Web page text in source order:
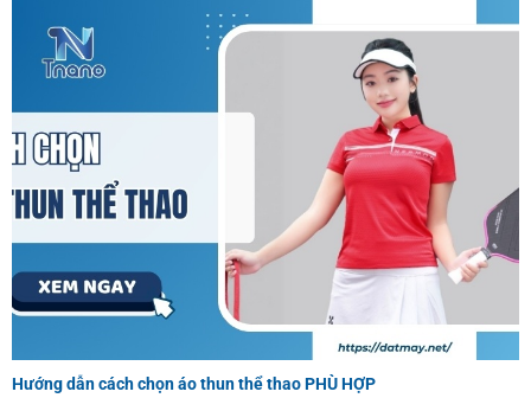
Hướng dẫn cách chọn áo thun thể thao PHÙ HỢP